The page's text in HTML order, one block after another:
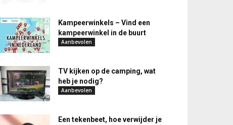
Kampeerwinkels – Vind een
kampeerwinkel in de buurt
Aanbevolen
TV kijken op de camping, wat
heb je nodig?
Aanbevolen
Een tekenbeet, hoe verwijder je